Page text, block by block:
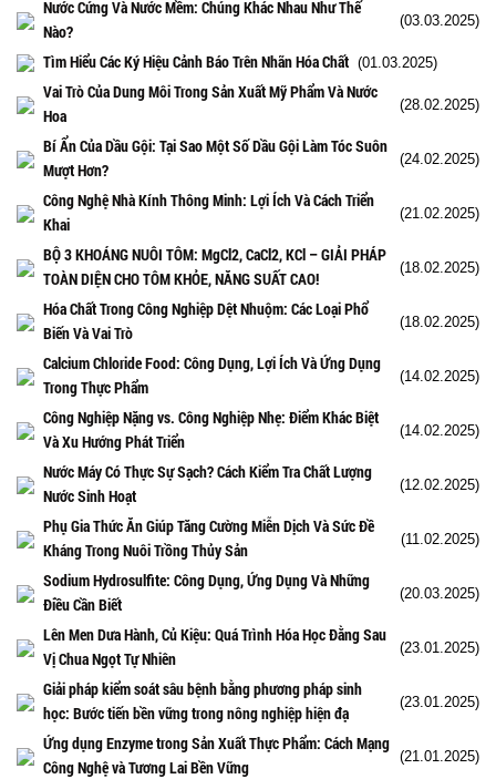
Nước Cứng Và Nước Mềm: Chúng Khác Nhau Như Thế
Nào?
(03.03.2025)
Tìm Hiểu Các Ký Hiệu Cảnh Báo Trên Nhãn Hóa Chất (01.03.2025)
Vai Trò Của Dung Môi Trong Sản Xuất Mỹ Phẩm Và Nước
Hoa
(28.02.2025)
Bí Ẩn Của Dầu Gội: Tại Sao Một Số Dầu Gội Làm Tóc Suôn
Mượt Hơn?
(24.02.2025)
Công Nghệ Nhà Kính Thông Minh: Lợi Ích Và Cách Triển
Khai
(21.02.2025)
BỘ 3 KHOÁNG NUÔI TÔM: MgCl2, CaCl2, KCl – GIẢI PHÁP
TOÀN DIỆN CHO TÔM KHỎE, NĂNG SUẤT CAO!
(18.02.2025)
Hóa Chất Trong Công Nghiệp Dệt Nhuộm: Các Loại Phổ
Biến Và Vai Trò
(18.02.2025)
Calcium Chloride Food: Công Dụng, Lợi Ích Và Ứng Dụng
Trong Thực Phẩm
(14.02.2025)
Công Nghiệp Nặng vs. Công Nghiệp Nhẹ: Điểm Khác Biệt
Và Xu Hướng Phát Triển
(14.02.2025)
Nước Máy Có Thực Sự Sạch? Cách Kiểm Tra Chất Lượng
Nước Sinh Hoạt
(12.02.2025)
Phụ Gia Thức Ăn Giúp Tăng Cường Miễn Dịch Và Sức Đề
Kháng Trong Nuôi Trồng Thủy Sản
(11.02.2025)
Sodium Hydrosulfite: Công Dụng, Ứng Dụng Và Những
Điều Cần Biết
(20.03.2025)
Lên Men Dưa Hành, Củ Kiệu: Quá Trình Hóa Học Đằng Sau
Vị Chua Ngọt Tự Nhiên
(23.01.2025)
Giải pháp kiểm soát sâu bệnh bằng phương pháp sinh
học: Bước tiến bền vững trong nông nghiệp hiện đạ
(23.01.2025)
Ứng dụng Enzyme trong Sản Xuất Thực Phẩm: Cách Mạng
Công Nghệ và Tương Lai Bền Vững
(21.01.2025)